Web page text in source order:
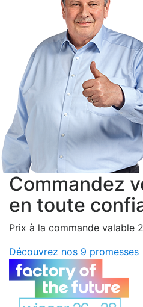
Commandez
en toute
Prix à la commande valable
Découvrez nos 9 promesses